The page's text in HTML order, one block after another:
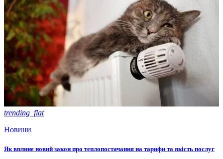
trending_flat
Новини
Як вплине новий закон про теплопостачання на тарифи та якість послуг